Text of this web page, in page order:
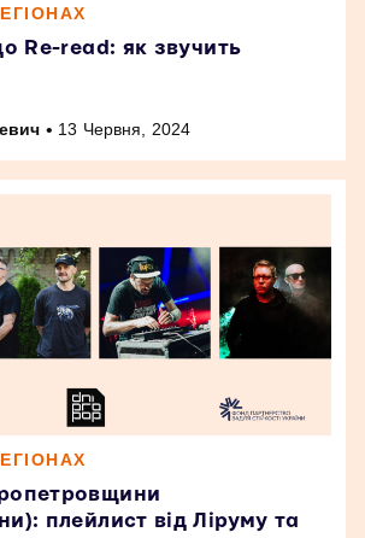
Re-read: як звучить
• 13 Червня, 2024
плейлист від Ліруму та